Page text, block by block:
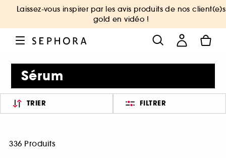
Laissez-vous inspirer par les avis produits de nos client(e)s
gold en vidéo !
Sérum
TRIER FILTRER
336 Produits